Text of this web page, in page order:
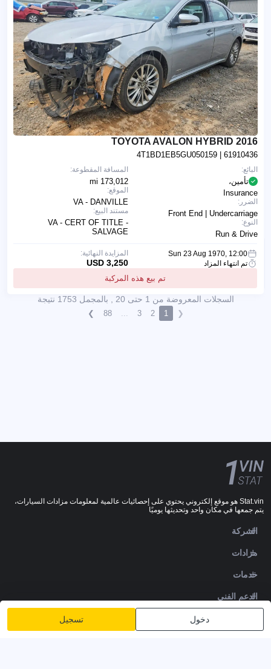
2016 TOYOTA AVALON HYBRID
4T1BD1EB5GU050159 | 61910436
المسافة المقطوعة:
173,012 mi
الموقع:
VA - DANVILLE
مستند البيع:
VA - CERT OF TITLE -
SALVAGE
البائع:
تأمين،
Insurance
الضرر:
Front End | Undercarriage
النوع:
Run & Drive
Sun 23 Aug 1970, 12:00
تم انتهاء المزاد
تم بيع هذه المركبة
المزايدة النهائية:
3,250 USD
السجلات المعروضة من 1 حتى 20 , بالمجمل 1753 نتيجة
❮
1
2
3
...
88
❯
دخول تسجيل
Stat.vin هو موقع إلكتروني يحتوي على إحصائيات عالمية لمعلومات مزادات السيارات،
يتم جمعها في مكان واحد وتحديثها يوميًا
الشركة
مزادات
خدمات
الدعم الفني
DOWNLOADS